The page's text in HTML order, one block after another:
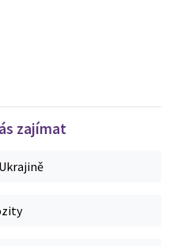
zajímat